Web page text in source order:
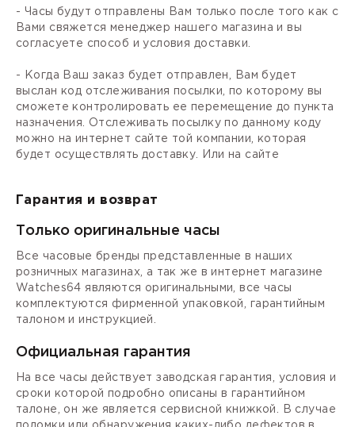
- Часы будут отправлены Вам только после того как с
Вами свяжется менеджер нашего магазина и вы
согласуете способ и условия доставки.
- Когда Ваш заказ будет отправлен, Вам будет
выслан код отслеживания посылки, по которому вы
сможете контролировать ее перемещение до пункта
назначения. Отслеживать посылку по данному коду
можно на интернет сайте той компании, которая
будет осуществлять доставку. Или на сайте
Гарантия и возврат
Только оригинальные часы
Все часовые бренды представленные в наших
розничных магазинах, а так же в интернет магазине
Watches64 являются оригинальными, все часы
комплектуются фирменной упаковкой, гарантийным
талоном и инструкцией.
Официальная гарантия
На все часы действует заводская гарантия, условия и
сроки которой подробно описаны в гарантийном
талоне, он же является сервисной книжкой. В случае